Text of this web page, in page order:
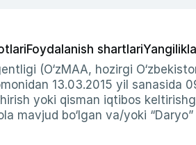
Foydalanish shartlari
(O‘zMAA, hozirgi
13.03.2015 yil sanasida
yoki qisman iqtibos
mavjud bo‘lgan va/yoki